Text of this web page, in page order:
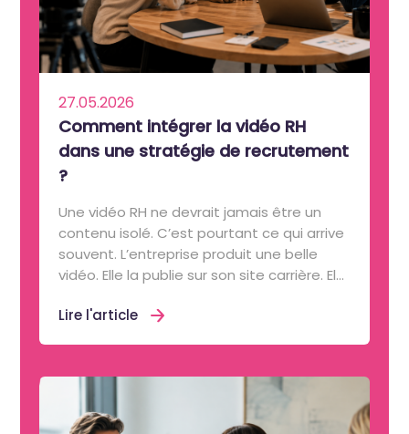
27.05.2026
Comment intégrer la vidéo RH
dans une stratégie de recrutement
?
Une vidéo RH ne devrait jamais être un
contenu isolé. C’est pourtant ce qui arrive
souvent. L’entreprise produit une belle
vidéo. Elle la publie sur son site carrière. El...
Lire l'article